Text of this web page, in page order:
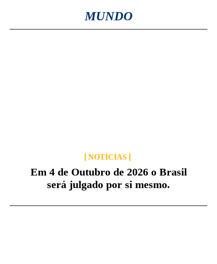
MUNDO
NOTÍCIAS
Em 4 de Outubro de 2026 o Brasil
será julgado por si mesmo.